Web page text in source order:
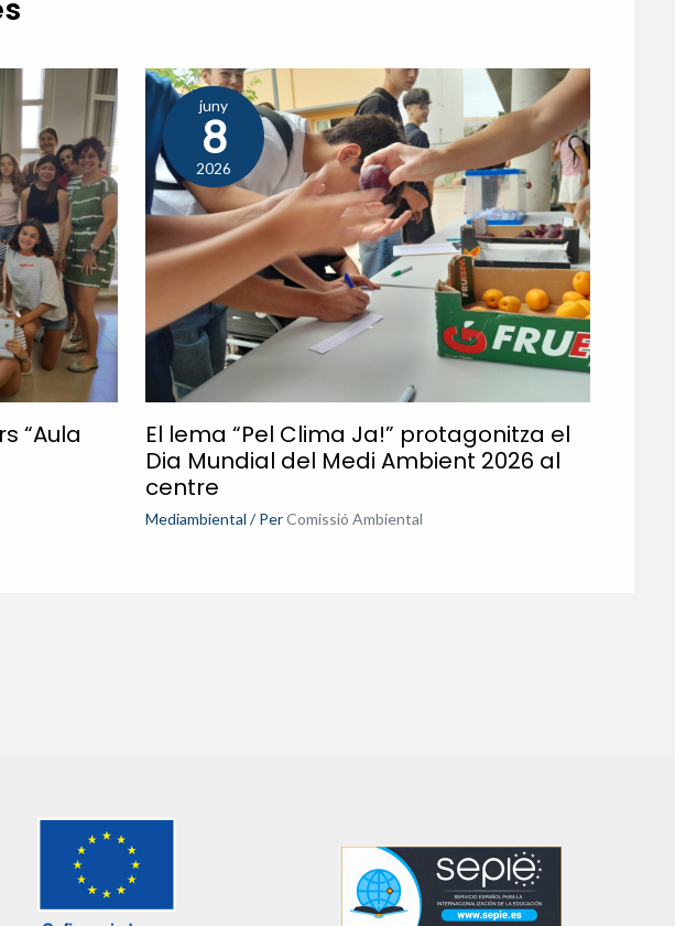
“Aula
juny
8
2026
El lema “Pel Clima Ja!” protagonitza el
Dia Mundial del Medi Ambient 2026 al
centre
Mediambiental / Per Comissió Ambiental